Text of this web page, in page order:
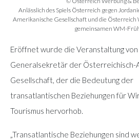
Anlässlich des Spiels Österreich gegen
Amerikanische Gesellschaft und die
gemeinsamen WM-
Eröffnet wurde die Veranstaltung von
Generalsekretär der Österreichisch-
Gesellschaft, der die Bedeutung der
transatlantischen Beziehungen für
Tourismus hervorhob.
„Transatlantische Beziehungen sind